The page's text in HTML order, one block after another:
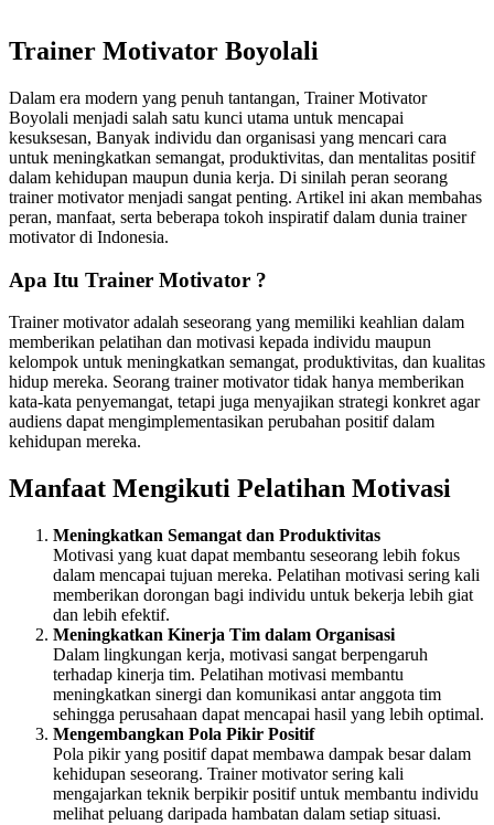
Trainer Motivator Boyolali
Dalam era modern yang penuh tantangan, Trainer Motivator
Boyolali menjadi salah satu kunci utama untuk mencapai
kesuksesan, Banyak individu dan organisasi yang mencari cara
untuk meningkatkan semangat, produktivitas, dan mentalitas positif
dalam kehidupan maupun dunia kerja. Di sinilah peran seorang
trainer motivator menjadi sangat penting. Artikel ini akan membahas
peran, manfaat, serta beberapa tokoh inspiratif dalam dunia trainer
motivator di Indonesia.
Apa Itu Trainer Motivator ?
Trainer motivator adalah seseorang yang memiliki keahlian dalam
memberikan pelatihan dan motivasi kepada individu maupun
kelompok untuk meningkatkan semangat, produktivitas, dan kualitas
hidup mereka. Seorang trainer motivator tidak hanya memberikan
kata-kata penyemangat, tetapi juga menyajikan strategi konkret agar
audiens dapat mengimplementasikan perubahan positif dalam
kehidupan mereka.
Manfaat Mengikuti Pelatihan Motivasi
Meningkatkan Semangat dan Produktivitas
Motivasi yang kuat dapat membantu seseorang lebih fokus
dalam mencapai tujuan mereka. Pelatihan motivasi sering kali
memberikan dorongan bagi individu untuk bekerja lebih giat
dan lebih efektif.
Meningkatkan Kinerja Tim dalam Organisasi
Dalam lingkungan kerja, motivasi sangat berpengaruh
terhadap kinerja tim. Pelatihan motivasi membantu
meningkatkan sinergi dan komunikasi antar anggota tim
sehingga perusahaan dapat mencapai hasil yang lebih optimal.
Mengembangkan Pola Pikir Positif
Pola pikir yang positif dapat membawa dampak besar dalam
kehidupan seseorang. Trainer motivator sering kali
mengajarkan teknik berpikir positif untuk membantu individu
melihat peluang daripada hambatan dalam setiap situasi.